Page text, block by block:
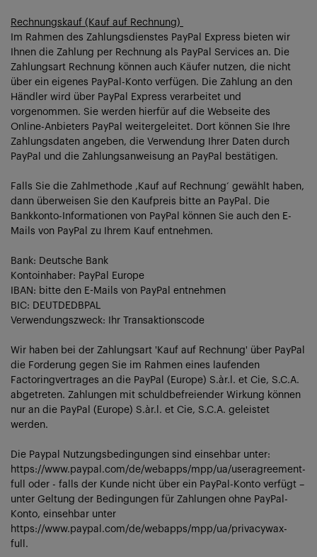
Rechnungskauf (Kauf auf Rechnung)
Im Rahmen des Zahlungsdienstes PayPal Express bieten wir
Ihnen die Zahlung per Rechnung als PayPal Services an. Die
Zahlungsart Rechnung können auch Käufer nutzen, die nicht
über ein eigenes PayPal-Konto verfügen. Die Zahlung an den
Händler wird über PayPal Express verarbeitet und
vorgenommen. Sie werden hierfür auf die Webseite des
Online-Anbieters PayPal weitergeleitet. Dort können Sie Ihre
Zahlungsdaten angeben, die Verwendung Ihrer Daten durch
PayPal und die Zahlungsanweisung an PayPal bestätigen.
Falls Sie die Zahlmethode ‚Kauf auf Rechnung‘ gewählt haben,
dann überweisen Sie den Kaufpreis bitte an PayPal. Die
Bankkonto-Informationen von PayPal können Sie auch den E-
Mails von PayPal zu Ihrem Kauf entnehmen.
Bank: Deutsche Bank
Kontoinhaber: PayPal Europe
IBAN: bitte den E-Mails von PayPal entnehmen
BIC: DEUTDEDBPAL
Verwendungszweck: Ihr Transaktionscode
Wir haben bei der Zahlungsart 'Kauf auf Rechnung' über PayPal
die Forderung gegen Sie im Rahmen eines laufenden
Factoringvertrages an die PayPal (Europe) S.àr.l. et Cie, S.C.A.
abgetreten. Zahlungen mit schuldbefreiender Wirkung können
nur an die PayPal (Europe) S.àr.l. et Cie, S.C.A. geleistet
werden.
Die Paypal Nutzungsbedingungen sind einsehbar unter:
https://www.paypal.com/de/webapps/mpp/ua/useragreement-
full oder - falls der Kunde nicht über ein PayPal-Konto verfügt –
unter Geltung der Bedingungen für Zahlungen ohne PayPal-
Konto, einsehbar unter
https://www.paypal.com/de/webapps/mpp/ua/privacywax-
full.